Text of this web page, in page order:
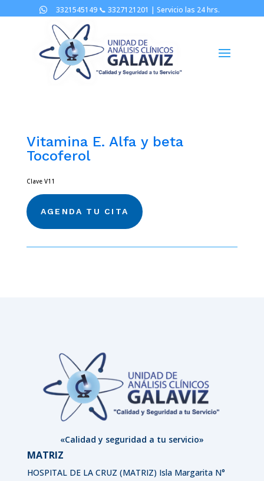
 3321545149 📞 3327121201 | Servicio las 24 hrs.
Vitamina E. Alfa y beta
Tocoferol
Clave V11
AGENDA TU CITA
«Calidad y seguridad a tu servicio»
MATRIZ
HOSPITAL DE LA CRUZ (MATRIZ) Isla Margarita N°